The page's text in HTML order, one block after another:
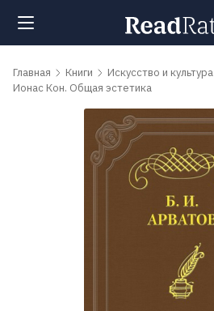
Поиск
Главная Книги
Искусство и культура
Ионас Кон. Общая эстетика